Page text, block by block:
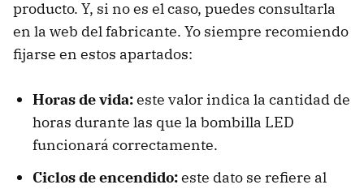
producto. Y, si no es el caso, puedes consultarla
en la web del fabricante. Yo siempre recomiendo
fijarse en estos apartados:
Horas de vida:este valor indica la cantidad de
horas durante las que la bombilla LED
funcionará correctamente.
Ciclos de encendido:este dato se refiere al